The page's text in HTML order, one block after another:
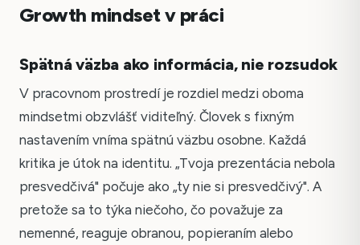
Growth mindset v práci
Spätná väzba ako informácia, nie rozsudok
V pracovnom prostredí je rozdiel medzi oboma
mindsetmi obzvlášť viditeľný. Človek s fixným
nastavením vníma spätnú väzbu osobne. Každá
kritika je útok na identitu. „Tvoja prezentácia nebola
presvedčivá" počuje ako „ty nie si presvedčivý". A
pretože sa to týka niečoho, čo považuje za
nemenné, reaguje obranou, popieraním alebo